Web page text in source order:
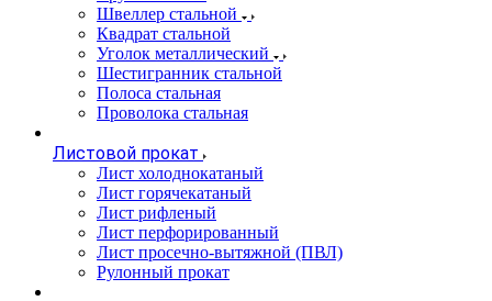
Швеллер стальной
Квадрат стальной
Уголок металлический
Шестигранник стальной
Полоса стальная
Проволока стальная
Листовой прокат
Лист холоднокатаный
Лист горячекатаный
Лист рифленый
Лист перфорированный
Лист просечно-вытяжной (ПВЛ)
Рулонный прокат